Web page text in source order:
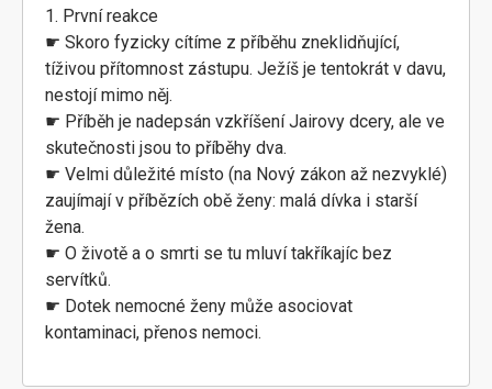
1. První reakce
☛ Skoro fyzicky cítíme z příběhu zneklidňující,
tíživou přítomnost zástupu. Ježíš je tentokrát v davu,
nestojí mimo něj.
☛ Příběh je nadepsán vzkříšení Jairovy dcery, ale ve
skutečnosti jsou to příběhy dva.
☛ Velmi důležité místo (na Nový zákon až nezvyklé)
zaujímají v příbězích obě ženy: malá dívka i starší
žena.
☛ O životě a o smrti se tu mluví takříkajíc bez
servítků.
☛ Dotek nemocné ženy může asociovat
kontaminaci, přenos nemoci.